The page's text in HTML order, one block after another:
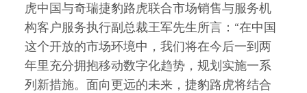
虎中国与奇瑞捷豹路虎联合市场销售与服务机
构客户服务执行副总裁王军先生所言：“在中国
这个开放的市场环境中，我们将在今后一到两
年里充分拥抱移动数字化趋势，规划实施一系
列新措施。面向更远的未来，捷豹路虎将结合